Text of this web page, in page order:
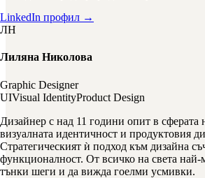
LinkedIn профил →
ЛН
Лиляна Николова
Graphic Designer
UIVisual IdentityProduct Design
Дизайнер с над 11 години опит в сферата
визуалната идентичност и продуктовия
Стратегическият ѝ подход към дизайна
функционалност. От всичко на света най-
тънки шеги и да вижда гоелми усмивки.